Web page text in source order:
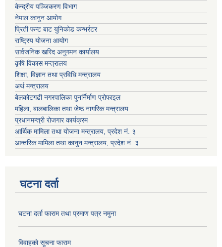
केन्द्रीय पञ्जिकरण विभाग
नेपाल कानुन आयोग
प्रिती फन्ट बाट युनिकोड कन्भर्रटर
राष्ट्रिय योजना आयोग
सार्वजनिक खरिद अनुगमन कार्यालय
कृषि विकास मन्त्रालय
शिक्षा, विज्ञान तथा प्रविधि मन्त्रालय
अर्थ मन्त्रालय
बेलकोटगढी नगरपालिका पुनर्निर्माण प्रोफाइल
महिला, बालबालिका तथा जेष्ठ नागरिक मन्त्रालय
प्रधानमन्त्री रोजगार कार्यक्रम
आर्थिक मामिला तथा योजना मन्त्रालय, प्रदेश नं. ३
आन्तरिक मामिला तथा कानुन मन्त्रालय, प्रदेश नं. ३
घटना दर्ता
घटना दर्ता फाराम तथा प्रमाण पत्र नमुना
विवाहको सूचना फाराम